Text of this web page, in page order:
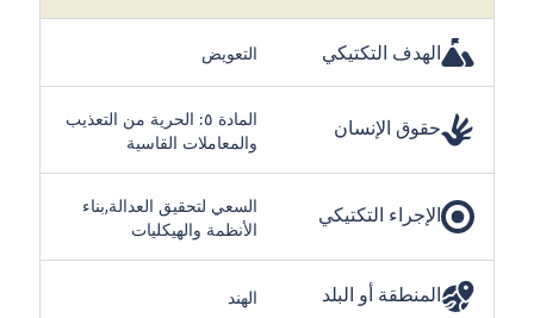
الهدف التكتيكي التعويض
حقوق الإنسان
المادة ٥: الحرية من التعذيب
والمعاملات القاسية
الإجراء التكتيكي
السعي لتحقيق العدالة,بناء
الأنظمة والهيكليات
المنطقة أو البلد الهند